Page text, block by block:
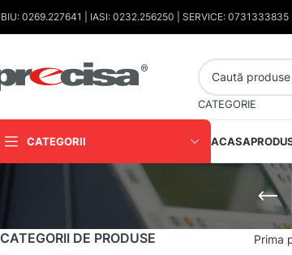
0269.227641 | IASI: 0232.256250 | SERVICE:
CATEGORIE
CATEGORII ACASA
CATEGORII DE PRODUSE Prima